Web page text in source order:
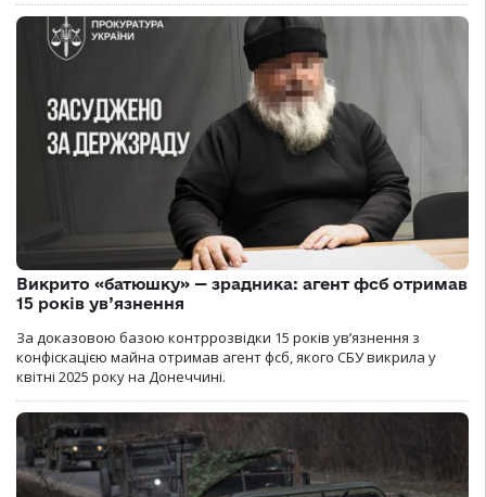
Викрито «батюшку» — зрадника: агент фсб отримав
15 років ув’язнення
За доказовою базою контррозвідки 15 років увʼязнення з
конфіскацією майна отримав агент фсб, якого СБУ викрила у
квітні 2025 року на Донеччині.